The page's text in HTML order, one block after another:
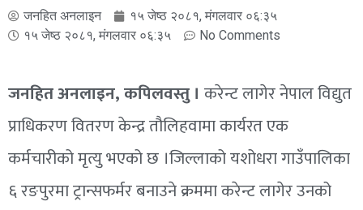
जनहित अनलाइन
१५ जेष्ठ २०८१, मंगलवार ०६:३५
१५ जेष्ठ २०८१, मंगलवार ०६:३५
No Comments
जनहित अनलाइन, कपिलवस्तु । करेन्ट लागेर नेपाल विद्युत
प्राधिकरण वितरण केन्द्र तौलिहवामा कार्यरत एक
कर्मचारीको मृत्यु भएको छ ।जिल्लाको यशोधरा गाउँपालिका
६ रङपुरमा ट्रान्सफर्मर बनाउने क्रममा करेन्ट लागेर उनको